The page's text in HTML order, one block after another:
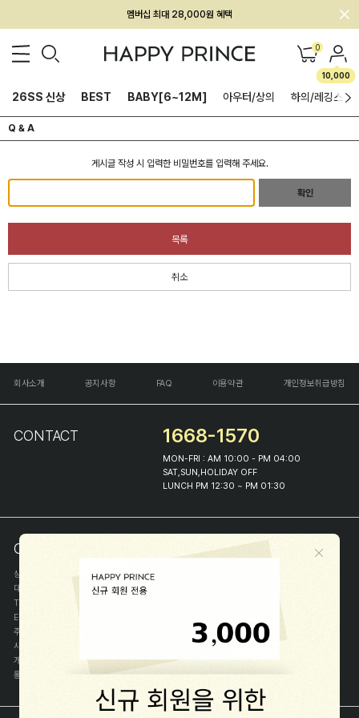
멤버십 최대 28,000원 혜택
0
10,000
26SS 신상 BEST BABY[6~12M] 아우터/상의 하의/레깅스
Q & A
게시글 작성 시 입력한 비밀번호를 입력해 주세요.
확인
목록
취소
회사소개 공지사항 FAQ 이용약관 개인정보취급방침
CONTACT 1668-1570
MON-FRI : AM 10:00 - PM 04:00
SAT,SUN,HOLIDAY OFF
LUNCH PM 12:30 ~ PM 01:30
COMPANY INFO
상호
(주)해피프린스
대표
이화진
TEL
E-MAIL
주소
사업자등록번호
개인정보관리자
이화진
통신판매신고번호
제 2018-서울종로-1384 호[사업자정보확인]